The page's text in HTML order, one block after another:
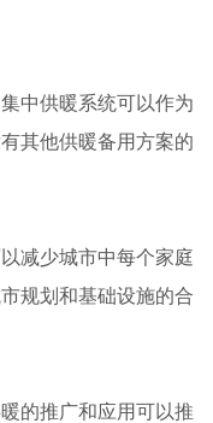
中供暖系统可以作为
其他供暖备用方案的
减少城市中每个家庭
规划和基础设施的合
的推广和应用可以推